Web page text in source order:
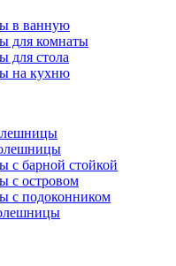
в ванную
для комнаты
для стола
на кухню
с барной стойкой
с островом
с подоконником